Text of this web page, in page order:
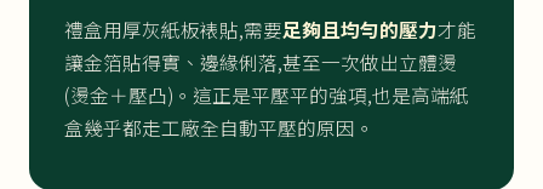
禮盒用厚灰紙板裱貼,需要足夠且均勻的壓力才能
讓金箔貼得實、邊緣俐落,甚至一次做出立體燙
(燙金＋壓凸)。這正是平壓平的強項,也是高端紙
盒幾乎都走工廠全自動平壓的原因。